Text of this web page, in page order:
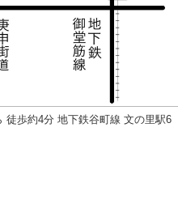
徒歩約4分 地下鉄谷町線 文の里駅6